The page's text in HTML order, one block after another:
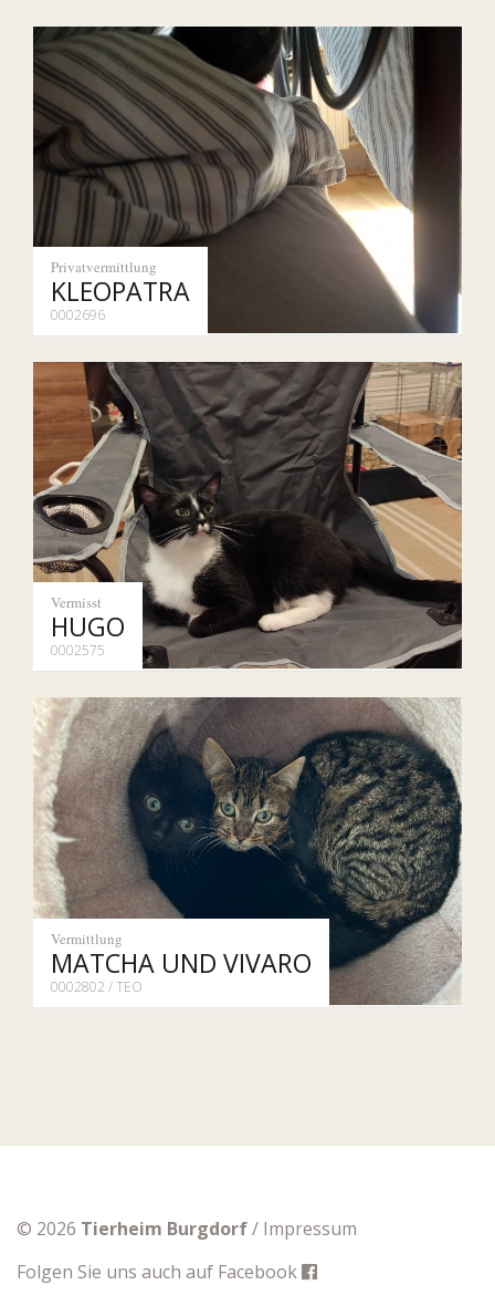
Privatvermittlung
KLEOPATRA
0002696
Vermisst
HUGO
0002575
Vermittlung
MATCHA UND VIVARO
0002802 / TEO
© 2026 Tierheim Burgdorf/ Impressum
Folgen Sie uns auch auf Facebook